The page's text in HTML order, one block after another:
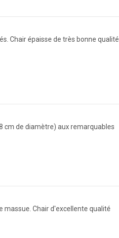
Chair épaisse de très bonne qualité
cm de diamètre) aux remarquables
massue. Chair d'excellente qualité